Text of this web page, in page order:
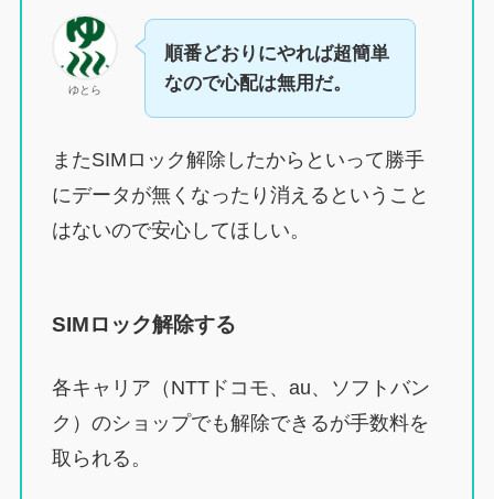
ゆとら
順番どおりにやれば超簡単
なので心配は無用だ。
またSIMロック解除したからといって勝手
にデータが無くなったり消えるということ
はないので安心してほしい。
SIMロック解除する
各キャリア（NTTドコモ、au、ソフトバン
ク）のショップでも解除できるが手数料を
取られる。